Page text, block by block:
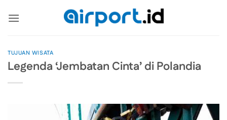
TUJUAN WISATA
Legenda ‘Jembatan Cinta’ di Polandia